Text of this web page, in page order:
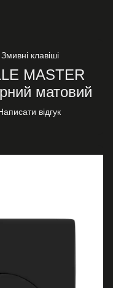
Змивні клавіші
MASTER
матовий
відгук